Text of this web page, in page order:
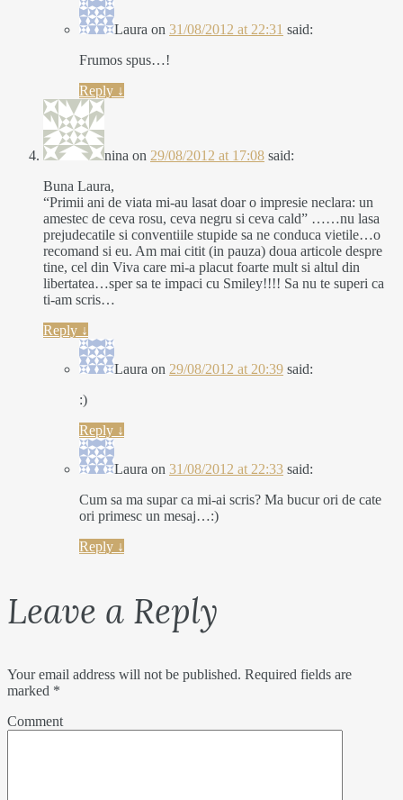
Laura on 31/08/2012 at 22:31 said:
Frumos spus…!
Reply ↓
nina on 29/08/2012 at 17:08 said:
Buna Laura,
“Primii ani de viata mi-au lasat doar o impresie neclara: un
amestec de ceva rosu, ceva negru si ceva cald” ……nu lasa
prejudecatile si conventiile stupide sa ne conduca vietile…o
recomand si eu. Am mai citit (in pauza) doua articole despre
tine, cel din Viva care mi-a placut foarte mult si altul din
libertatea…sper sa te impaci cu Smiley!!!! Sa nu te superi ca
ti-am scris…
Reply ↓
Laura on 29/08/2012 at 20:39 said:
:)
Reply ↓
Laura on 31/08/2012 at 22:33 said:
Cum sa ma supar ca mi-ai scris? Ma bucur ori de cate
ori primesc un mesaj…:)
Reply ↓
Leave a Reply
Your email address will not be published. Required fields are
marked *
Comment